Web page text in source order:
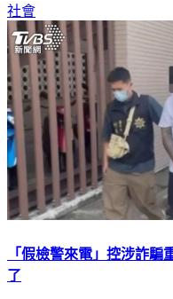
社會
「假檢警來電」控涉詐
了